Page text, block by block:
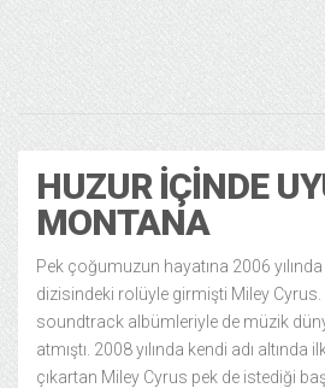
HUZUR İÇINDE
MONTANA
Pek çoğumuzun hayatına 2006
dizisindeki rolüyle girmişti Miley Cyrus.
soundtrack albümleriyle de müzik
atmıştı. 2008 yılında kendi adı
çıkartan Miley Cyrus pek de istediği